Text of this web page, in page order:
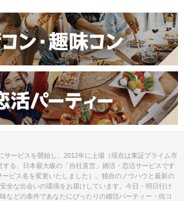
サービスを開始し、2012年に上場（現在は東証プライム市
る、日本最大級の「自社直営」婚活・恋活サービスです
ビス名を変更いたしました）。独自のノウハウと最新の
全な出会いの環境をお届けしています。今日・明日行け
などの条件であなたにぴったりの婚活パーティー・街コ